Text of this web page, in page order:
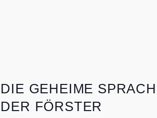
DIE GEHEIME
DER FÖRSTER